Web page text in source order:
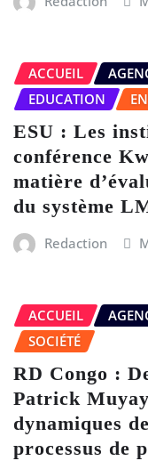
ACCUEIL
EDUCATION
ESU : Les
conférence
matière
du système
Redaction
ACCUEIL
SOCIÉTÉ
RD Congo :
Patrick
dynamiques
processus de